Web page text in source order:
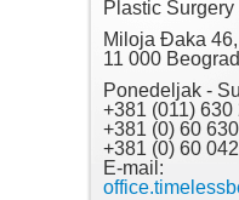
Plastic
Miloja Đaka
11 000 Beograd
Ponedeljak -
+381 (011) 630
+381 (0) 60
+381 (0) 60
E-mail: